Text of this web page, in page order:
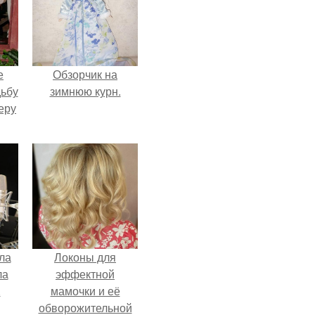
Обзорчик на
зимнюю курн.
Локоны для
эффектной
мамочки и её
обворожительной